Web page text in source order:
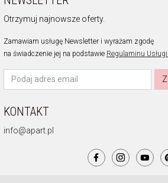
Otrzymuj najnowsze oferty.
Zamawiam usługę Newsletter i wyrażam zgodę
na świadczenie jej na podstawie Regulaminu
KONTAKT
info@apart.pl